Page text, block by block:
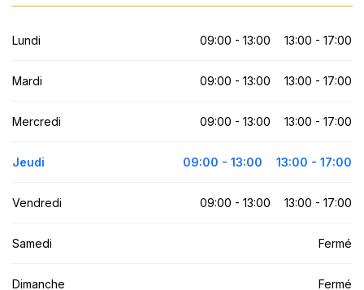
Lundi 09:00 - 13:00 13:00 - 17:00
Mardi 09:00 - 13:00 13:00 - 17:00
Mercredi 09:00 - 13:00 13:00 - 17:00
Jeudi 09:00 - 13:00 13:00 - 17:00
Vendredi 09:00 - 13:00 13:00 - 17:00
Samedi Fermé
Dimanche Fermé